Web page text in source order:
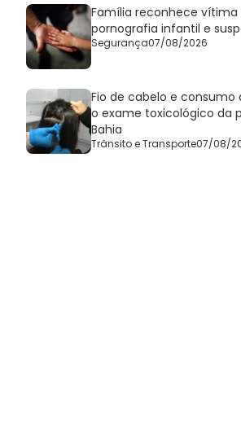
Família reconhece
pornografia infantil e
Segurança07/08/2026
Fio de cabelo e consumo
o exame toxicológico da
Bahia
Trânsito e Transporte07/08/